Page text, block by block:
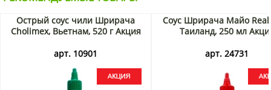
Острый соус чили Шрирача
Cholimex, Вьетнам, 520 г Акция
арт. 10901
Соус Шрирача Майо Real
Таиланд, 250 мл
арт. 24731